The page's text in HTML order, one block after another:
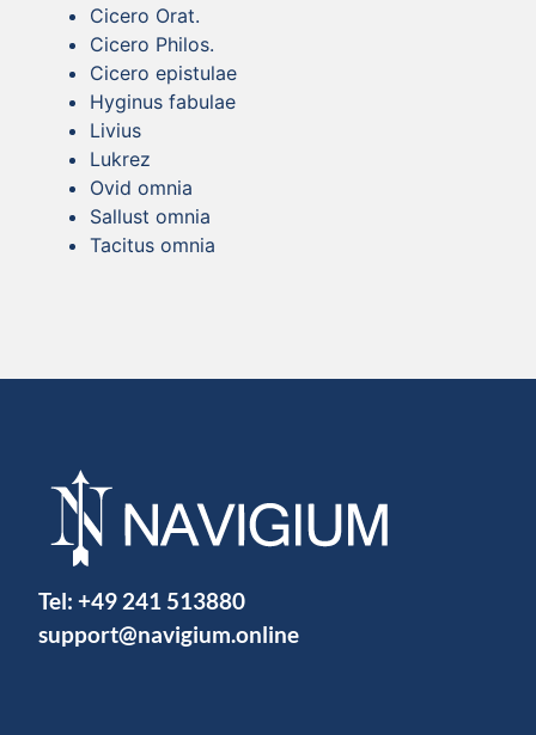
Cicero Orat.
Cicero Philos.
Cicero epistulae
Hyginus fabulae
Livius
Lukrez
Ovid omnia
Sallust omnia
Tacitus omnia
Tel: +49 241 513880
support@navigium.online